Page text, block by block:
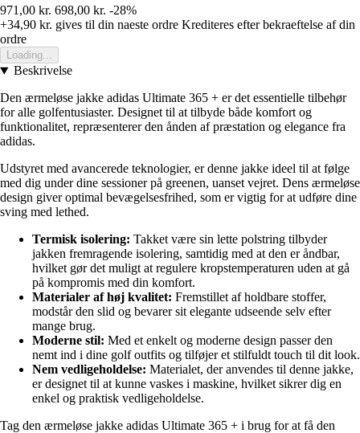
971,00 kr. 698,00 kr. -28%
+34,90 kr. gives til din naeste ordre Krediteres efter bekraeftelse af din
ordre
Loading...
Beskrivelse
Den ærmeløse jakke adidas Ultimate 365 + er det essentielle tilbehør
for alle golfentusiaster. Designet til at tilbyde både komfort og
funktionalitet, repræsenterer den ånden af præstation og elegance fra
adidas.
Udstyret med avancerede teknologier, er denne jakke ideel til at følge
med dig under dine sessioner på greenen, uanset vejret. Dens ærmeløse
design giver optimal bevægelsesfrihed, som er vigtig for at udføre dine
sving med lethed.
Termisk isolering: Takket være sin lette polstring tilbyder
jakken fremragende isolering, samtidig med at den er åndbar,
hvilket gør det muligt at regulere kropstemperaturen uden at gå
på kompromis med din komfort.
Materialer af høj kvalitet: Fremstillet af holdbare stoffer,
modstår den slid og bevarer sit elegante udseende selv efter
mange brug.
Moderne stil: Med et enkelt og moderne design passer den
nemt ind i dine golf outfits og tilføjer et stilfuldt touch til dit look.
Nem vedligeholdelse: Materialet, der anvendes til denne jakke,
er designet til at kunne vaskes i maskine, hvilket sikrer dig en
enkel og praktisk vedligeholdelse.
Tag den ærmeløse jakke adidas Ultimate 365 + i brug for at få den